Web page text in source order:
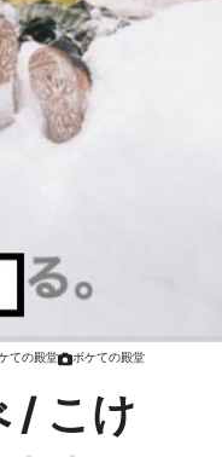
ての殿堂 ボケての殿堂
/ こけ